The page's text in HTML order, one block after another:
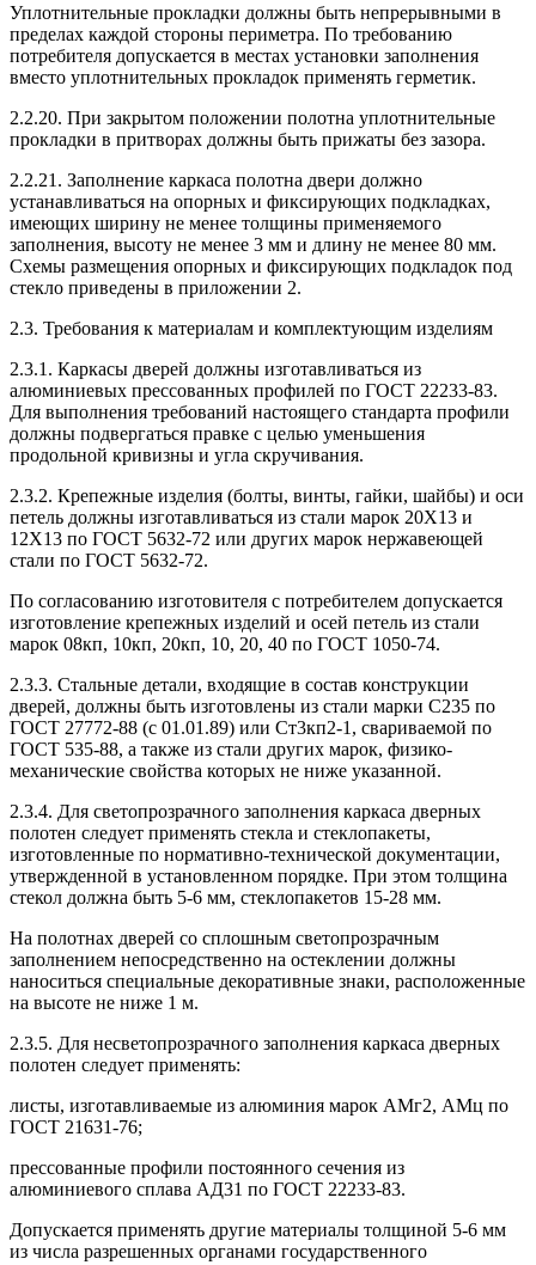
Уплотнительные прокладки должны быть непрерывными в
пределах каждой стороны периметра. По требованию
потребителя допускается в местах установки заполнения
вместо уплотнительных прокладок применять герметик.
2.2.20. При закрытом положении полотна уплотнительные
прокладки в притворах должны быть прижаты без зазора.
2.2.21. Заполнение каркаса полотна двери должно
устанавливаться на опорных и фиксирующих подкладках,
имеющих ширину не менее толщины применяемого
заполнения, высоту не менее 3 мм и длину не менее 80 мм.
Схемы размещения опорных и фиксирующих подкладок под
стекло приведены в приложении 2.
2.3. Требования к материалам и комплектующим изделиям
2.3.1. Каркасы дверей должны изготавливаться из
алюминиевых прессованных профилей по ГОСТ 22233-83.
Для выполнения требований настоящего стандарта профили
должны подвергаться правке с целью уменьшения
продольной кривизны и угла скручивания.
2.3.2. Крепежные изделия (болты, винты, гайки, шайбы) и оси
петель должны изготавливаться из стали марок 20Х13 и
12Х13 по ГОСТ 5632-72 или других марок нержавеющей
стали по ГОСТ 5632-72.
По согласованию изготовителя с потребителем допускается
изготовление крепежных изделий и осей петель из стали
марок 08кп, 10кп, 20кп, 10, 20, 40 по ГОСТ 1050-74.
2.3.3. Стальные детали, входящие в состав конструкции
дверей, должны быть изготовлены из стали марки С235 по
ГОСТ 27772-88 (с 01.01.89) или Ст3кп2-1, свариваемой по
ГОСТ 535-88, а также из стали других марок, физико-
механические свойства которых не ниже указанной.
2.3.4. Для светопрозрачного заполнения каркаса дверных
полотен следует применять стекла и стеклопакеты,
изготовленные по нормативно-технической документации,
утвержденной в установленном порядке. При этом толщина
стекол должна быть 5-6 мм, стеклопакетов 15-28 мм.
На полотнах дверей со сплошным светопрозрачным
заполнением непосредственно на остеклении должны
наноситься специальные декоративные знаки, расположенные
на высоте не ниже 1 м.
2.3.5. Для несветопрозрачного заполнения каркаса дверных
полотен следует применять:
листы, изготавливаемые из алюминия марок АМг2, АМц по
ГОСТ 21631-76;
прессованные профили постоянного сечения из
алюминиевого сплава АД31 по ГОСТ 22233-83.
Допускается применять другие материалы толщиной 5-6 мм
из числа разрешенных органами государственного